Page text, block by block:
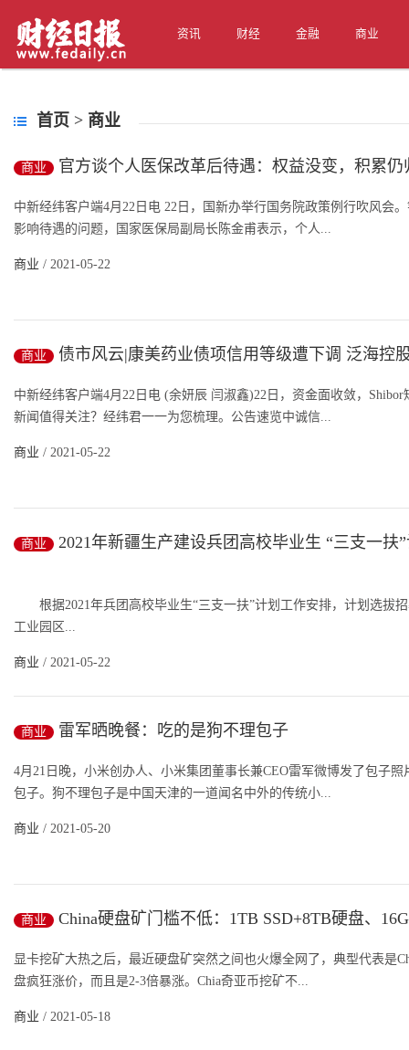
资讯 财经 金融 商业
首页 > 商业
商业 官方谈个人医保改革后待遇：权益没变，积累仍
中新经纬客户端4月22日电 22日，国新办举行国务院政策例行吹风会
影响待遇的问题，国家医保局副局长陈金甫表示，个人...
商业 / 2021-05-22
商业
债市风云|康美药业债项信用等级遭下调 泛海控
被冻结
中新经纬客户端4月22日电 (余妍辰 闫淑鑫)22日，资金面收敛，
新闻值得关注？经纬君一一为您梳理。公告速览中诚信...
商业 / 2021-05-22
商业
2021年新疆生产建设兵团高校毕业生 “三支一扶
根据2021年兵团高校毕业生“三支一扶”计划工作安排，计划选拔
工业园区...
商业 / 2021-05-22
商业 雷军晒晚餐：吃的是狗不理包子
4月21日晚，小米创办人、小米集团董事长兼CEO雷军微博发了包子
包子。狗不理包子是中国天津的一道闻名中外的传统小...
商业 / 2021-05-20
商业
China硬盘矿门槛不低：1TB SSD+8TB硬盘、
刚需
显卡挖矿大热之后，最近硬盘矿突然之间也火爆全网了，典型代表是
盘疯狂涨价，而且是2-3倍暴涨。Chia奇亚币挖矿不...
商业 / 2021-05-18